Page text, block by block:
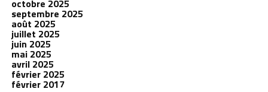
octobre 2025
septembre 2025
août 2025
juillet 2025
juin 2025
mai 2025
avril 2025
février 2025
février 2017